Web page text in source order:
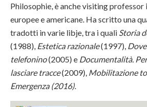
Philosophie, è anche visiting professor
europee e americane. Ha scritto una
tradotti in varie libje, tra i quali Storia
(1988), Estetica razionale(1997),
telefonino(2005) e Documentalità.
lasciare tracce(2009), Mobilitazione
Emergenza (2016).